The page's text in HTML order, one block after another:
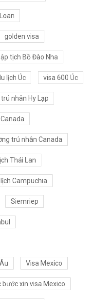
golden visa
tịch Bồ Đào Nha
lịch Úc visa 600 Úc
nhân Hy Lạp
trú nhân Canada
Thái Lan
Campuchia
Siemriep
Visa Mexico
bước xin visa Mexico